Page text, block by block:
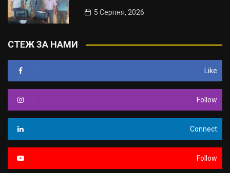
5 Серпня, 2026
СТЕЖ ЗА НАМИ
Like
Follow
Connect
Follow